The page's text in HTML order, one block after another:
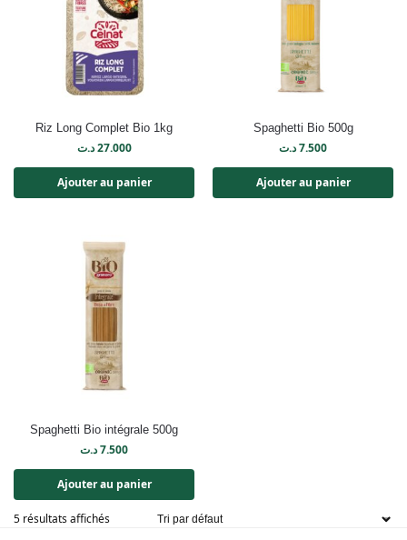
Riz Long Complet Bio 1kg
27.000 د.ت
Ajouter au panier
Spaghetti Bio 500g
7.500د.ت
Ajouter au panier
Spaghetti Bio intégrale 500g
7.500د.ت
Ajouter au panier
5 résultats affichés